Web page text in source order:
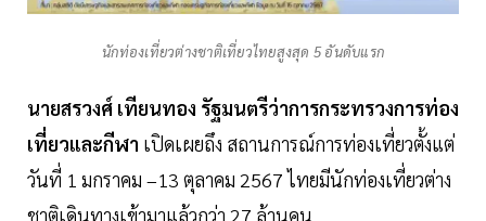
นักท่องเที่ยวต่างชาติเที่ยวไทยสูงสุด 5 อันดับแรก
นายสรวงศ์ เทียนทอง รัฐมนตรีว่าการกระทรวงการท่อง
เที่ยวและกีฬา เปิดเผยถึง สถานการณ์การท่องเที่ยวตั้งแต่
วันที่ 1 มกราคม –13 ตุลาคม 2567 ไทยมีนักท่องเที่ยวต่าง
ชาติเดินทางเข้ามาแล้วกว่า 27 ล้านคน